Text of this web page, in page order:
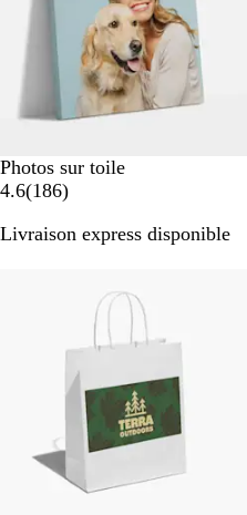
Photos sur toile
4.6(186a
i
)
Livraison express disponible